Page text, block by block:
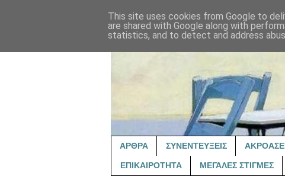
ΑΡΘΡΑ ΣΥΝΕΝΤΕΥΞΕΙΣ
ΕΠΙΚΑΙΡΟΤΗΤΑ ΜΕΓΑΛΕΣ ΣΤΙΓΜΕΣ
This site uses cookies from Google to
are shared with Google along with
statistics, and to detect and address